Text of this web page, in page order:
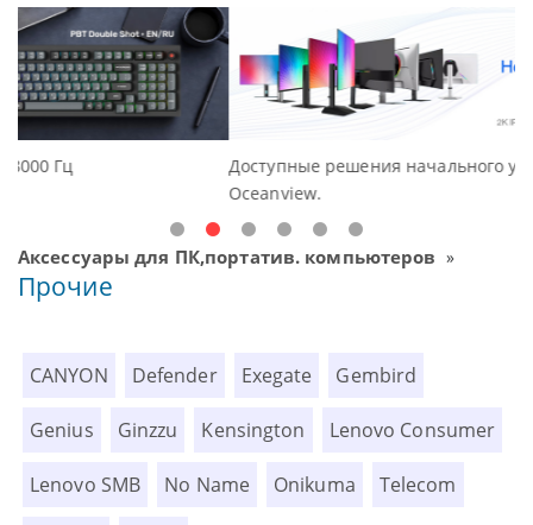
Доступные решения начального уровня, новые мониторы
Аксессуары для ПК,портатив. компьютеров »
Прочие
CANYON Defender Exegate Gembird
Genius Ginzzu Kensington Lenovo Consumer
Lenovo SMB No Name Onikuma Telecom